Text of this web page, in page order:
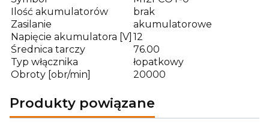
Ilość akumulatorów
brak
Zasilanie
akumulatorowe
Napięcie akumulatora [V] 12
Średnica tarczy
76.00
Typ włącznika
łopatkowy
Obroty [obr/min]
20000
Produkty powiązane